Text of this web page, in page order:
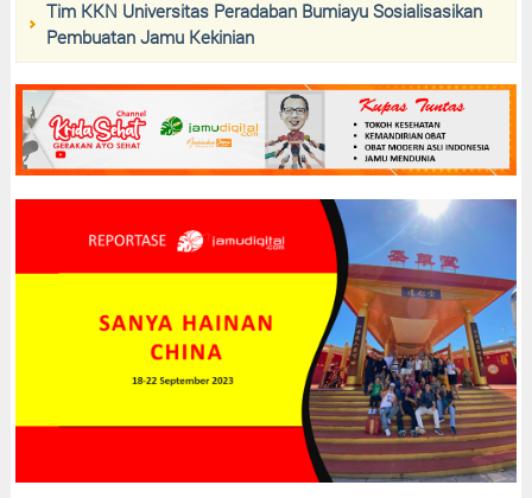
Tim KKN Universitas Peradaban Bumiayu Sosialisasikan
Pembuatan Jamu Kekinian